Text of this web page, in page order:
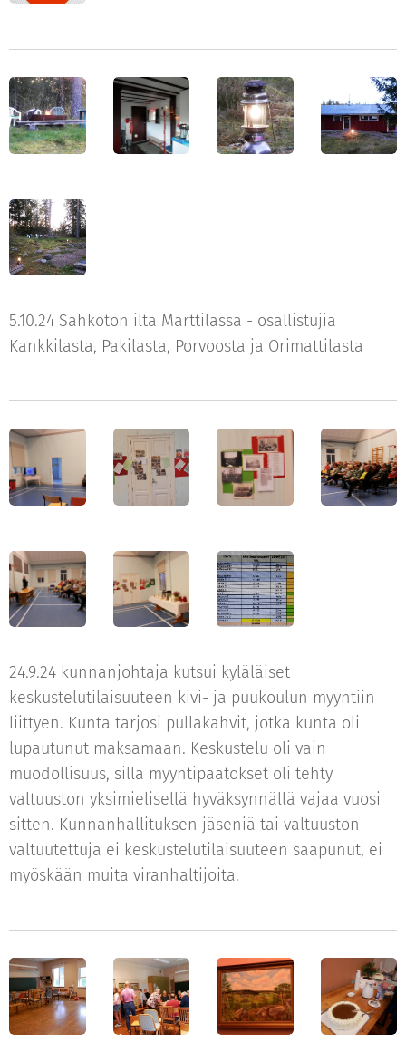
5.10.24 Sähkötön ilta Marttilassa - osallistujia
Kankkilasta, Pakilasta, Porvoosta ja Orimattilasta
24.9.24 kunnanjohtaja kutsui kyläläiset
keskustelutilaisuuteen kivi- ja puukoulun myyntiin
liittyen. Kunta tarjosi pullakahvit, jotka kunta oli
lupautunut maksamaan. Keskustelu oli vain
muodollisuus, sillä myyntipäätökset oli tehty
valtuuston yksimielisellä hyväksynnällä vajaa vuosi
sitten. Kunnanhallituksen jäseniä tai valtuuston
valtuutettuja ei keskustelutilaisuuteen saapunut, ei
myöskään muita viranhaltijoita.